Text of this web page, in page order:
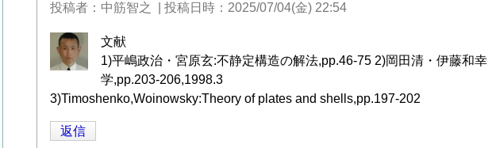
投稿者 中筋智之 投稿日時 2025/07/04(金) 22:54
中
筋
之
よ
文献
1)平嶋政治・宮原玄:不静定構造の解法,pp.46-75 2)岡田清・伊藤和
学,pp.203-206,1998.3
3)Timoshenko,Woinowsky:Theory of plates and shells,pp.197-202
返信